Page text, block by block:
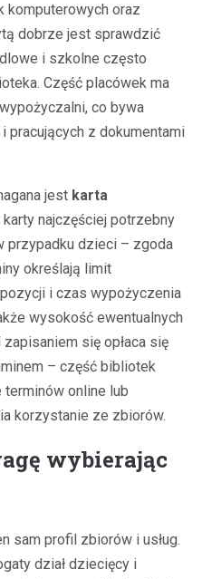
komputerowych oraz
dobrze jest sprawdzić
i szkolne często
Część placówek ma
co bywa
pracujących z dokumentami
jest karta
najczęściej potrzebny
przypadku dzieci – zgoda
określają limit
i czas wypożyczenia
wysokość ewentualnych
się opłaca się
– część bibliotek
terminów online lub
korzystanie ze zbiorów.
wybierając
sam profil zbiorów i usług.
dział dziecięcy i